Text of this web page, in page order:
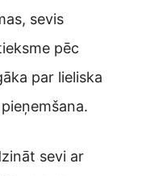
sevis
pēc
par lieliska
sevi ar